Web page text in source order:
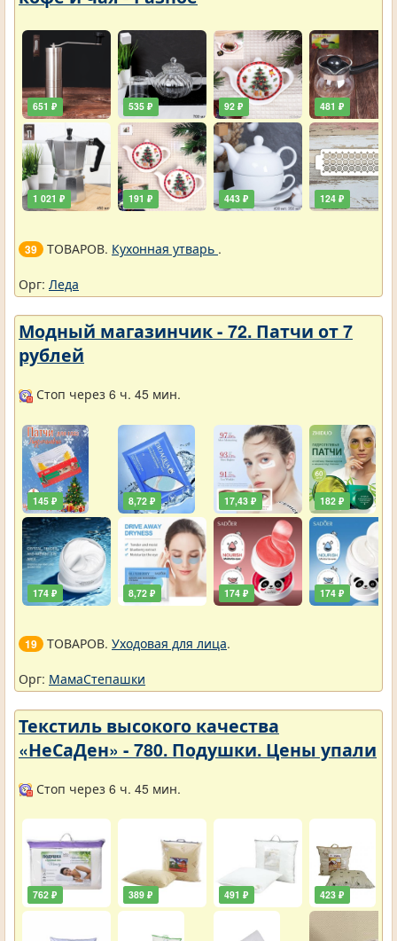
651 ₽
1 021 ₽
535 ₽
191 ₽
92 ₽
443 ₽
481 ₽
124 ₽
39 ТОВАРОВ. Кухонная утварь .
Орг: Леда
Модный магазинчик - 72. Патчи от 7
рублей
Стоп через 6 ч. 45 мин.
145 ₽
174 ₽
8,72 ₽
8,72 ₽
17,43 ₽
174 ₽
182 ₽
174 ₽
19 ТОВАРОВ. Уходовая для лица.
Орг: МамаСтепашки
Текстиль высокого качества
«НеСаДен» - 780. Подушки. Цены упали
Стоп через 6 ч. 45 мин.
762 ₽ 389 ₽ 491 ₽ 423 ₽